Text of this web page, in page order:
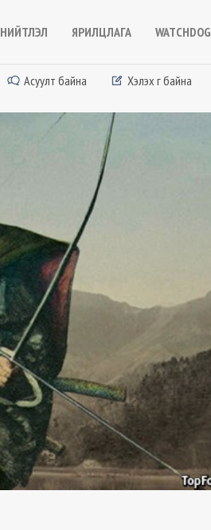
НИЙТЛЭЛ ЯРИЛЦЛАГА WATCHDOG
Асуулт байна Хэлэх үг байна